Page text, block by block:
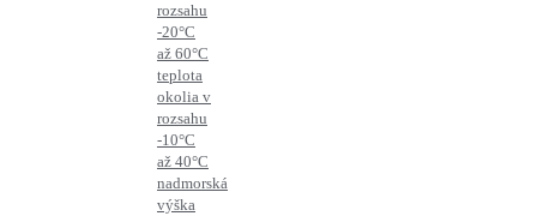
rozsahu
-20°C
až 60°C
teplota
okolia v
rozsahu
-10°C
až 40°C
nadmorská
výška